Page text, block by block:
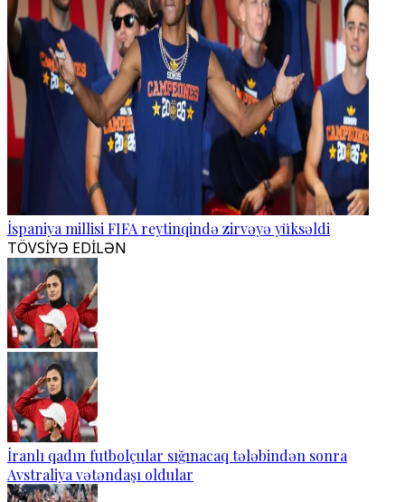
İspaniya millisi FIFA reytinqində zirvəyə yüksəldi
TÖVSİYƏ EDİLƏN
İranlı qadın futbolçular sığınacaq tələbindən sonra
Avstraliya vətəndaşı oldular